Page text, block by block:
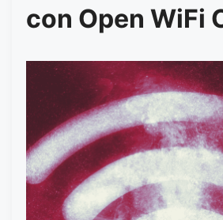
con Open WiFi